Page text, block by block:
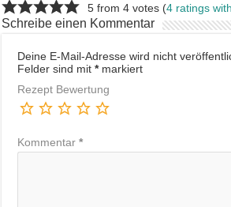
5 from 4 votes (4 ratings
Schreibe einen Kommentar
Deine E-Mail-Adresse wird nicht
Felder sind mit*markiert
Rezept Bewertung
Kommentar*